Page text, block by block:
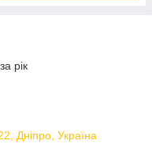
рік
Дніпро, Україна